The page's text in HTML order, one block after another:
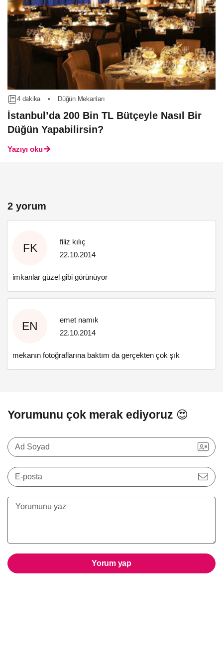
4 dakika • Düğün Mekanları
İstanbul’da 200 Bin TL Bütçeyle Nasıl Bir
Düğün Yapabilirsin?
Yazıyı oku
2 yorum
FK
filiz kılıç
22.10.2014
imkanlar güzel gibi görünüyor
EN
emet namık
22.10.2014
mekanın fotoğraflarına baktım da gerçekten çok şık
Yorumunu çok merak ediyoruz 😍
Ad Soyad
E-posta
Yorum yap